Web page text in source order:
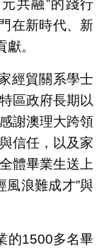
共融”的踐行
在新時代、新
。
經貿關系學士
區政府長期以
謝澳理大跨領
信任，以及家
體畢業生送上
風浪難成才”與
的1500多名畢